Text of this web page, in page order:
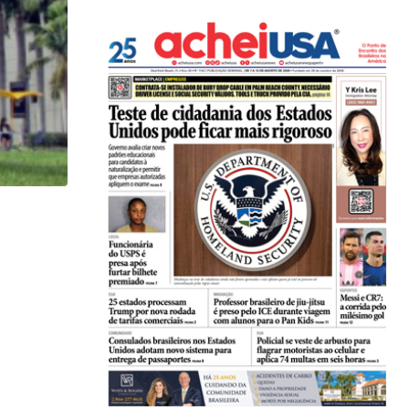
HISTÓRICO
Açaí é reconhecido oficialmente como fruto
21/01/2026